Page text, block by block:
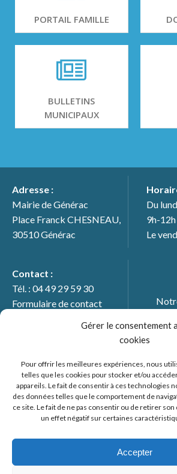
Gérer le consentement
cookies
Pour offrir les meilleures expériences, nous
telles que les cookies pour stocker et/ou
appareils. Le fait de consentir à ces technologies
des données telles que le comportement de
ce site. Le fait de ne pas consentir ou de retirer
un effet négatif sur certaines
Accepter
PORTAIL FAMILLE
BULLETINS
MUNICIPAUX
Adresse :
Mairie de Générac
Place Franck CHESNEAU,
30510 Générac
Du
9h-
Le
Contact :
Tél. : 04 49 29 59 30
Formulaire de contact